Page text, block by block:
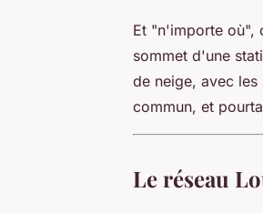
Et "n'importe où",
sommet d'une
de neige, avec
commun, et
Le réseau